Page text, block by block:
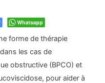
Whatsapp
forme de thérapie
les cas de
obstructive (BPCO) et
pour aider à